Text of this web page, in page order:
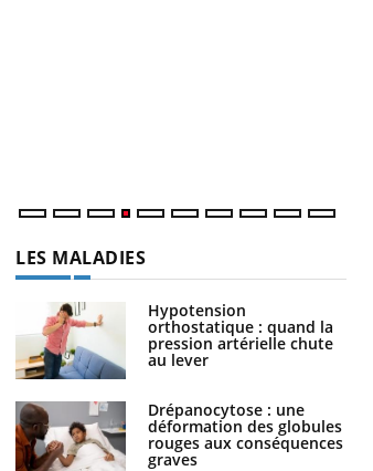
LES MALADIES
Hypotension
orthostatique : quand la
pression artérielle chute
au lever
Drépanocytose : une
déformation des globules
rouges aux conséquences
graves